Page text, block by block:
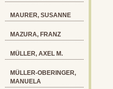
MAURER, SUSANNE
MAZURA, FRANZ
MÜLLER, AXEL M.
MÜLLER-OBERINGER,
MANUELA